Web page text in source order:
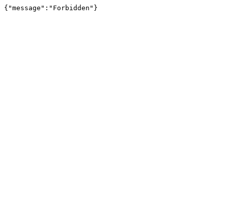
{"message":"Forbidden"}